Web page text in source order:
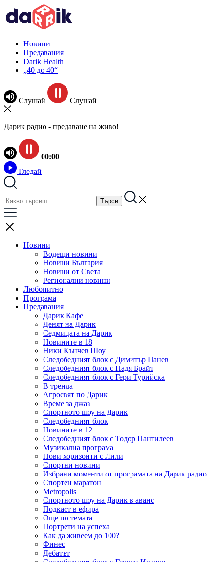
Новини
Предавания
Darik Health
„40 до 40“
Слушай Слушай
Дарик радио - предаване на живо!
00:00
Гледай
Новини
Водещи новини
Новини България
Новини от Света
Регионални новини
Любопитно
Програма
Предавания
Дарик Кафе
Денят на Дарик
Седмицата на Дарик
Новините в 18
Ники Кънчев Шоу
Следобедният блок с Димитър Панев
Следобедният блок с Надя Брайт
Следобедният блок с Гери Турийска
В тренда
Агросвят по Дарик
Време за джаз
Спортното шоу на Дарик
Следобедният блок
Новините в 12
Следобедният блок с Тодор Пантилеев
Музикална програма
Нови хоризонти с Лили
Спортни новини
Избрани моменти от програмата на Дарик радио
Спортен маратон
Metropolis
Спортното шоу на Дарик в аванс
Подкаст в ефира
Още по темата
Портрети на успеха
Как да живеем до 100?
Финес
Дебатът